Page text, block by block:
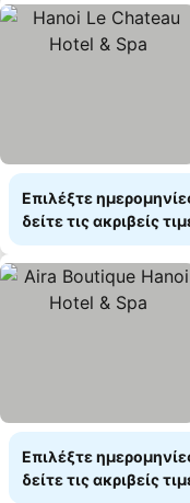
Επιλέξτε
δείτε τις ακριβείς
Επιλέξτε
δείτε τις ακριβείς